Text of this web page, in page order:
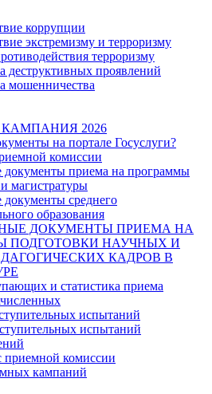
коррупции
экстремизму и терроризму
терроризму
деструктивных проявлений
мошенничества
2026
на портале Госуслуги?
комиссии
приема на программы
магистратуры
среднего
образования
ДОКУМЕНТЫ ПРИЕМА НА
ПОДГОТОВКИ НАУЧНЫХ И
КАДРОВ В
и статистика приема
испытаний
испытаний
приемной комиссии
кампаний